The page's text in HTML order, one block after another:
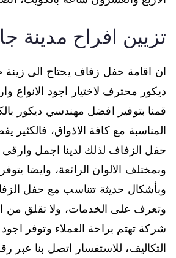
تزيين افراح مدينة
ان اقامة حفل زفاف يحتاج الى
ديكور محترف لاختيار اجود الانواع
قمنا بتوفير افضل مهندسي ديكور
المناسبة مع كافة الاذواق، فالكثير
حفل الزفاف لذلك لدينا اجمل وارقى
وبمختلف الالوان الرائعة، وايضا
وبأشكال حديثة تتناسب مع حفل
وتعرف على الخدمات، ولا تقلق من
شركة تهتم براحة العملاء وتوفر
التكاليف، للاستفسار اتصل بنا عبر